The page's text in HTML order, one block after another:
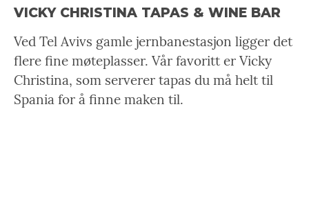
VICKY CHRISTINA TAPAS & WINE BAR
Ved Tel Avivs gamle jernbanestasjon ligger det
flere fine møteplasser. Vår favoritt er Vicky
Christina, som serverer tapas du må helt til
Spania for å finne maken til.